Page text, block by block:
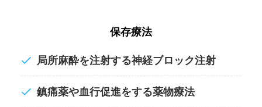
保存療法
局所麻酔を注射する神経ブロック注射
鎮痛薬や血行促進をする薬物療法